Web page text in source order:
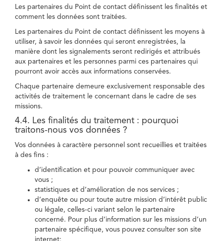
Les partenaires du Point de contact définissent les finalités et
comment les données sont traitées.
Les partenaires du Point de contact définissent les moyens à
utiliser, à savoir les données qui seront enregistrées, la
manière dont les signalements seront redirigés et attribués
aux partenaires et les personnes parmi ces partenaires qui
pourront avoir accès aux informations conservées.
Chaque partenaire demeure exclusivement responsable des
activités de traitement le concernant dans le cadre de ses
missions.
4.4. Les finalités du traitement : pourquoi
traitons-nous vos données ?
Vos données à caractère personnel sont recueillies et traitées
à des fins :
d’identification et pour pouvoir communiquer avec
vous ;
statistiques et d’amélioration de nos services ;
d’enquête ou pour toute autre mission d’intérêt public
ou légale, celles-ci variant selon le partenaire
concerné. Pour plus d’information sur les missions d’un
partenaire spécifique, vous pouvez consulter son site
internet;